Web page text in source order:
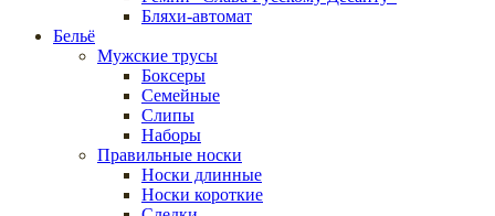
Бляхи-автомат
Бельё
Мужские трусы
Боксеры
Семейные
Слипы
Наборы
Правильные носки
Носки длинные
Носки короткие